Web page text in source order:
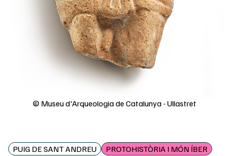
© Museu d'Arqueologia de Catalunya - Ullastret
PUIG DE SANT ANDREU PROTOHISTÒRIA I MÓN ÍBER